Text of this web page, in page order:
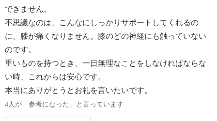
できません。
不思議なのは、こんなにしっかりサポートしてくれるの
に、膝が痛くなりません。膝のどの神経にも触っていない
のです。
重いものを持つとき、一日無理なことをしなければならな
い時、これからは安心です。
本当にありがとうとお礼を言いたいです。
4人が「参考になった」と言っています